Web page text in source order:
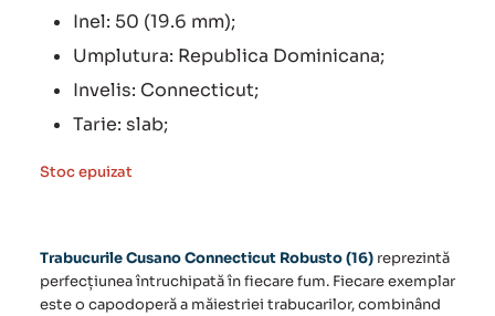
Inel: 50 (19.6 mm);
Umplutura: Republica Dominicana;
Invelis: Connecticut;
Tarie: slab;
Stoc epuizat
Trabucurile Cusano Connecticut Robusto (16) reprezintă
perfecțiunea întruchipată în fiecare fum. Fiecare exemplar
este o capodoperă a măiestriei trabucarilor, combinând